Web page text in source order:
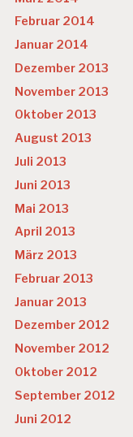
Februar 2014
Januar 2014
Dezember 2013
November 2013
Oktober 2013
August 2013
Juli 2013
Juni 2013
Mai 2013
April 2013
März 2013
Februar 2013
Januar 2013
Dezember 2012
November 2012
Oktober 2012
September 2012
Juni 2012